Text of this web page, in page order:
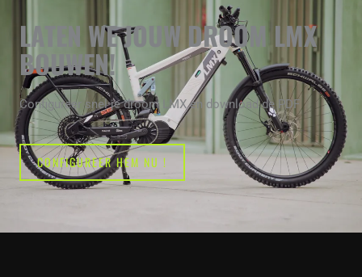
LATEN WE JOUW DROOM LMX
BOUWEN!
Configureer snel je droom LMX en download de PDF
CONFIGUREER HEM NU !